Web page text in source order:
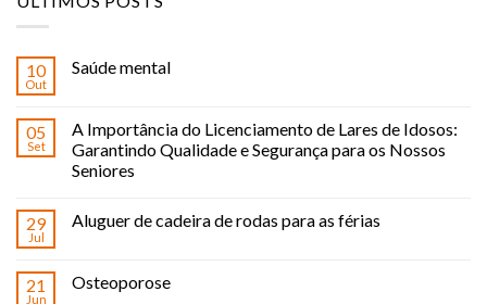
10
Out
Saúde mental
05
Set
A Importância do Licenciamento de Lares de Idosos:
Garantindo Qualidade e Segurança para os Nossos
Seniores
29
Jul
Aluguer de cadeira de rodas para as férias
21
Jun
Osteoporose